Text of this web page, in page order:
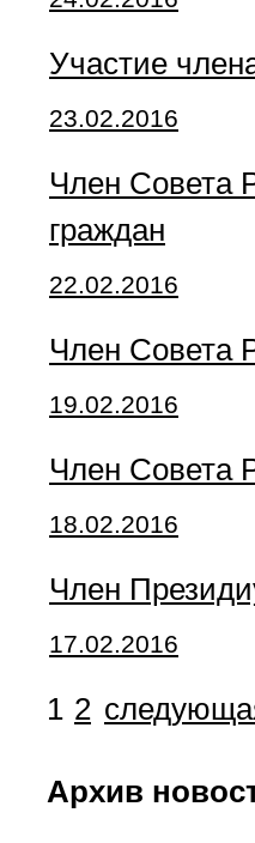
Участие
23.02.2016
Член Совета
граждан
22.02.2016
Член Совета
19.02.2016
Член Совета
18.02.2016
Член
17.02.2016
1 2
Архив